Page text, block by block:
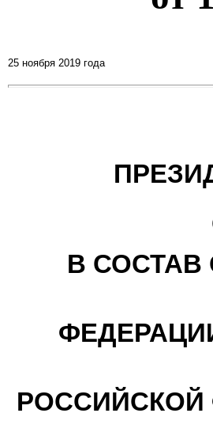
25 ноября 2019 года
В СОСТАВ
РОССИЙСКОЙ